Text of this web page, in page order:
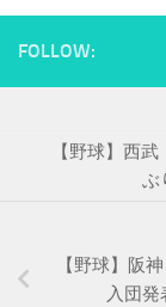
FOLLOW:
【野球】西
ぶ
【野球】阪
入団発